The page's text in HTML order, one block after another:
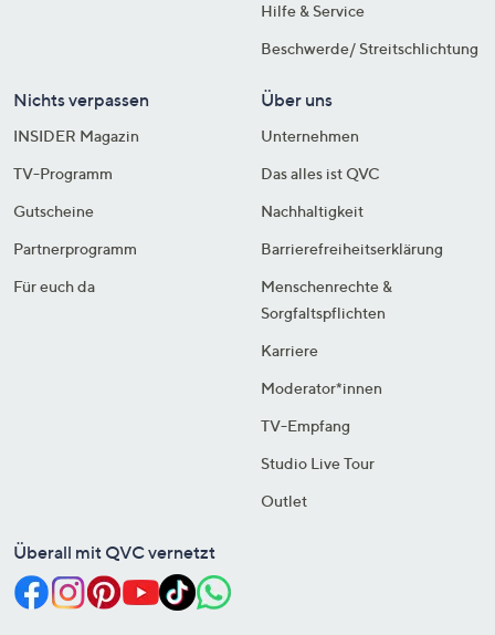
Hilfe & Service
Beschwerde/ Streitschlichtung
Nichts verpassen
INSIDER Magazin
TV-Programm
Gutscheine
Partnerprogramm
Für euch da
Über uns
Unternehmen
Das alles ist QVC
Nachhaltigkeit
Barrierefreiheitserklärung
Menschenrechte &
Sorgfaltspflichten
Karriere
Moderator*innen
TV-Empfang
Studio Live Tour
Outlet
Überall mit QVC vernetzt